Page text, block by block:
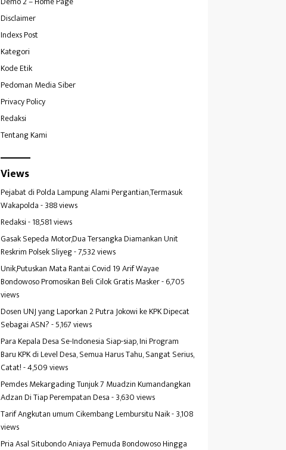
Disclaimer
Indexs Post
Kategori
Kode Etik
Pedoman Media Siber
Privacy Policy
Redaksi
Tentang Kami
Views
Pejabat di Polda Lampung Alami Pergantian,Termasuk
Wakapolda- 388 views
Redaksi- 18,581 views
Gasak Sepeda Motor,Dua Tersangka Diamankan Unit
Reskrim Polsek Sliyeg- 7,532 views
Unik,Putuskan Mata Rantai Covid 19 Arif Wayae
Bondowoso Promosikan Beli Cilok Gratis Masker- 6,705
views
Dosen UNJ yang Laporkan 2 Putra Jokowi ke KPK Dipecat
Sebagai ASN?- 5,167 views
Para Kepala Desa Se-Indonesia Siap-siap, Ini Program
Baru KPK di Level Desa, Semua Harus Tahu, Sangat Serius,
Catat!- 4,509 views
Pemdes Mekargading Tunjuk 7 Muadzin Kumandangkan
Adzan Di Tiap Perempatan Desa- 3,630 views
Tarif Angkutan umum Cikembang Lembursitu Naik- 3,108
views
Pria Asal Situbondo Aniaya Pemuda Bondowoso Hingga